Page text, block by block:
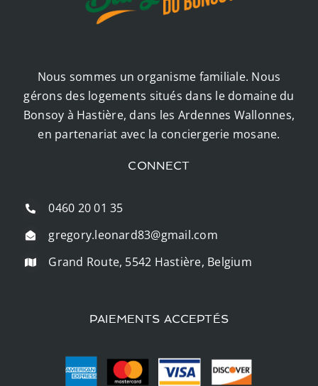
Nous sommes un organisme familiale. Nous
gérons des logements situés dans le domaine du
Bonsoy à Hastière, dans les Ardennes Wallonnes,
en partenariat avec la conciergerie mosane.
CONNECT
0460 20 01 35
gregory.leonard83@gmail.com
Grand Route, 5542 Hastière, Belgium
PAIEMENTS ACCEPTÉS